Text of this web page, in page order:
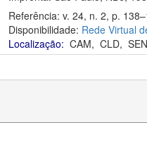
Referência: v. 24, n. 2, p.
Disponibilidade: Rede Virtual
Localização: CAM, CLD, SEN